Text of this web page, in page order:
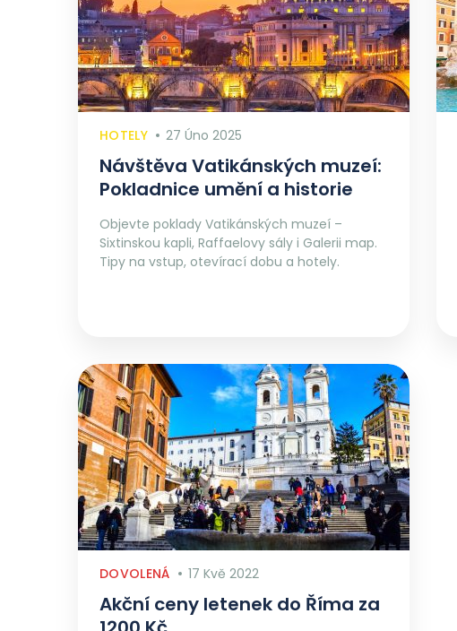
HOTELY 27 Úno 2025
Návštěva Vatikánských muzeí:
Pokladnice umění a historie
Objevte poklady Vatikánských muzeí –
Sixtinskou kapli, Raffaelovy sály i Galerii map.
Tipy na vstup, otevírací dobu a hotely.
DOVOLENÁ 17 Kvě 2022
Akční ceny letenek do Říma za